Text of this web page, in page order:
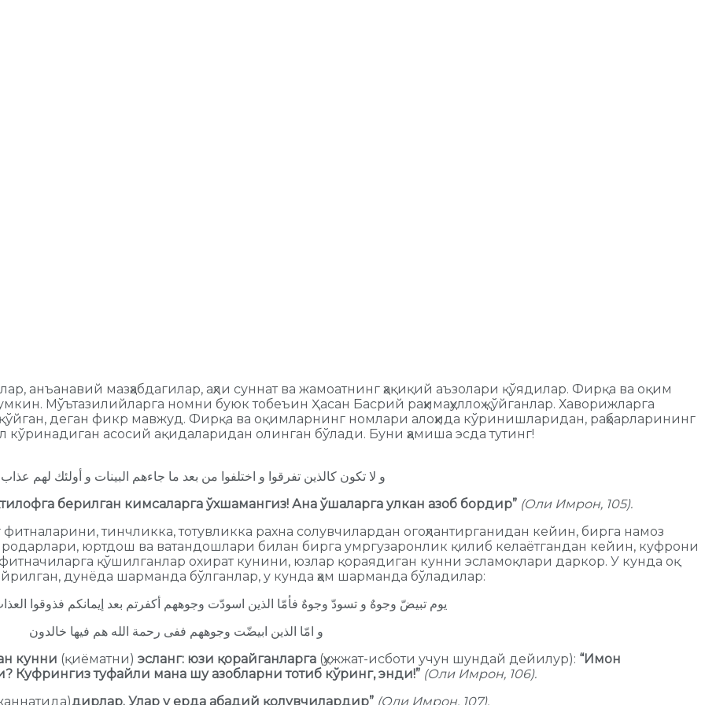
анъанавий мазҳабдагилар, аҳли суннат ва жамоатнинг ҳақиқий аъзолари қўядилар. Фирқа ва оқим
Мўътазилийларга номни буюк тобеъин Ҳасан Басрий раҳимаҳуллоҳ қўйганлар. Хаворижларга
деган фикр мавжуд. Фирқа ва оқимларнинг номлари алоҳида кўринишларидан, раҳбарларининг
асосий ақидаларидан олинган бўлади. Буни ҳамиша эсда тутинг!
و لا تكون كالذين تفرقوا و اختلفوا من بعد ما جاءهم البينات و أولئك لهم
берилган кимсаларга ўхшамангиз! Ана ўшаларга улкан азоб бордир” (Оли Имрон, 105).
тинчликка, тотувликка рахна солувчилардан огоҳлантирганидан кейин, бирга намоз
юртдош ва ватандошлари билан бирга умргузаронлик қилиб келаётгандан кейин, куфрони
қўшилганлар охират кунини, юзлар қораядиган кунни эсламоқлари даркор. У кунда оқ
дунёда шарманда бўлганлар, у кунда ҳам шарманда бўладилар:
يوم تبيضّ وجوهٌ و تسودّ وجوهٌ فأمّا الذين اسودّت وجوههم أكفرتم بعد إيمانكم فذوقوا
و امّا الذين ابيضّت وجوههم ففى رحمة الله هم فيها خالدون
кунни (қиёматни) эсланг: юзи қорайганларга (ҳужжат-исботи учун шундай дейилур): “Имон
Куфрингиз туфайли мана шу азобларни тотиб кўринг, энди!” (Оли Имрон, 106).
дирлар. Улар у ерда абадий қолувчилардир” (Оли Имрон, 107).